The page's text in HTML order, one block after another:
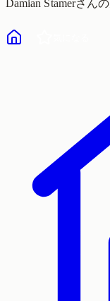
Damian Stamerさん